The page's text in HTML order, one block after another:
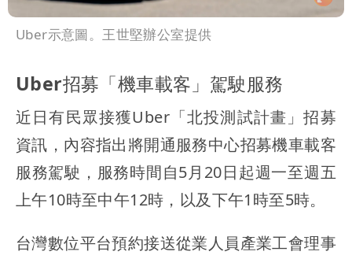
Uber示意圖。王世堅辦公室提供
Uber招募「機車載客」駕駛服務
近日有民眾接獲Uber「北投測試計畫」招募
資訊，內容指出將開通服務中心招募機車載客
服務駕駛，服務時間自5月20日起週一至週五
上午10時至中午12時，以及下午1時至5時。
台灣數位平台預約接送從業人員產業工會理事